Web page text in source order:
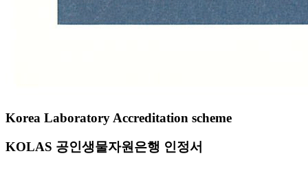
Korea Laboratory Accreditation scheme
KOLAS 공인생물자원은행 인정서